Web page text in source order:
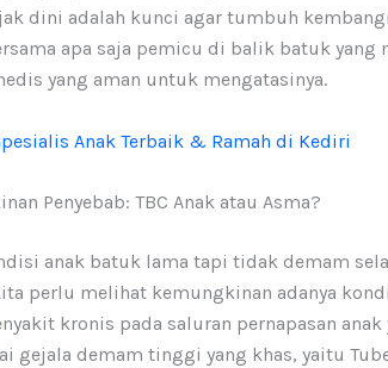
dini adalah kunci agar tumbuh
apa saja pemicu di balik batuk yang
yang aman untuk mengatasinya.
Anak Terbaik & Ramah di Kediri
Penyebab: TBC Anak atau Asma?
anak batuk lama tapi tidak demam
perlu melihat kemungkinan adanya
kronis pada saluran pernapasan
gejala demam tinggi yang khas, yaitu